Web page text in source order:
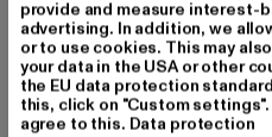
Art.Nr: WJ-S-10002-07157
Hersteller: 2Y Premium
Hollefeldstraße 16 | 48282
provide and measure interest-
advertising. In addition, we
or to use cookies. This may
your data in the USA or other
the EU data protection
this, click on "Custom
agree to this. Data protection